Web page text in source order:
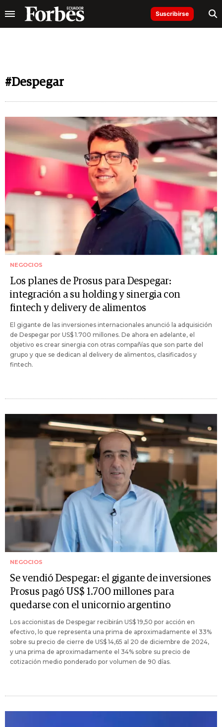
Suscribirse
#Despegar
NEGOCIOS
Los planes de Prosus para Despegar:
integración a su holding y sinergia con
fintech y delivery de alimentos
El gigante de las inversiones internacionales anunció la adquisición
de Despegar por US$ 1.700 millones. De ahora en adelante, el
objetivo es crear sinergia con otras compañías que son parte del
grupo y que se dedican al delivery de alimentos, clasificados y
fintech.
NEGOCIOS
Se vendió Despegar: el gigante de inversiones
Prosus pagó US$ 1.700 millones para
quedarse con el unicornio argentino
Los accionistas de Despegar recibirán US$ 19,50 por acción en
efectivo, lo que representa una prima de aproximadamente el 33%
sobre su precio de cierre de US$ 14,65 al 20 de diciembre de 2024,
y una prima de aproximadamente el 34% sobre su precio de
cotización medio ponderado por volumen de 90 días.